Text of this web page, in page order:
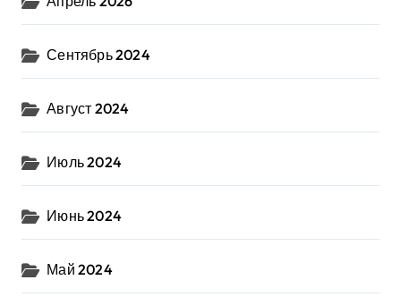
Сентябрь 2024
Август 2024
Июль 2024
Июнь 2024
Май 2024